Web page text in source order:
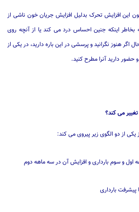
این افزایش تحرک بدلیل افزایش جریان خون ناشی از
اینکه جنین احساس درد می کند یا از آنچه روی
اگر هنوز نگرانید و پرسشی در این باره دارید، در یکی از
دارید آنرا مطرح کنید.
می کند؟
یکی از دو الگوی زیر پیروی می کند:
و سوم بارداری و افزایش آن در سه ماهه دوم
بارداری